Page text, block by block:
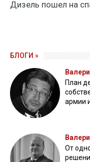
Дизель пошел на
БЛОГИ »
План
армии
От